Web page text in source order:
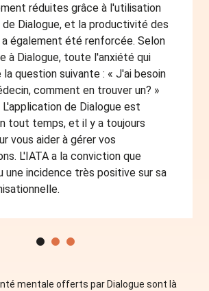
réduites grâce à l'utilisation
Dialogue, et la productivité des
également été renforcée. Selon
à Dialogue, toute l'anxiété qui
question suivante : « J'ai besoin
comment en trouver un? »
de Dialogue est
tout temps, et il y a toujours
vous aider à gérer vos
L'IATA a la conviction que
une incidence très positive sur sa
mentale offerts par Dialogue sont là